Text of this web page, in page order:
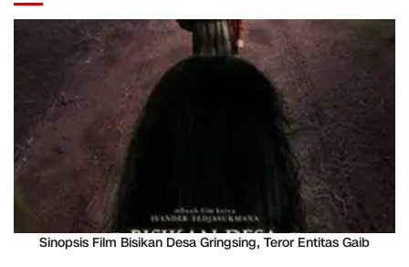
Sinopsis Film Bisikan Desa Gringsing, Teror Entitas Gaib